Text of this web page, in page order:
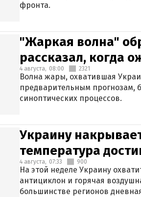
фронта.
"Жаркая волна"
рассказал, когда
4 августа, 08:00 2321
Волна жары, охватившая
предварительным прогнозам,
синоптических процессов.
Украину
температура
4 августа, 07:33 900
На этой неделе Украину
антициклон и горячая
большинстве регионов